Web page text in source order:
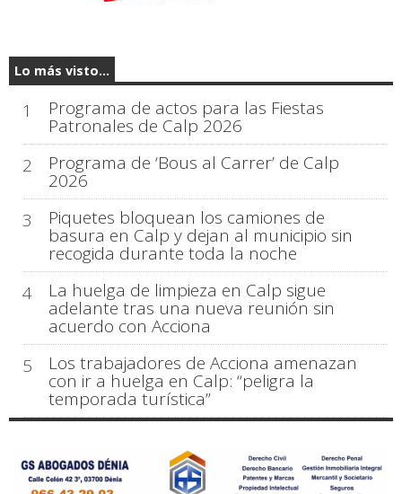
Lo más visto...
1 Programa de actos para las Fiestas
Patronales de Calp 2026
2
Programa de ‘Bous al Carrer’ de Calp
2026
3
Piquetes bloquean los camiones de
basura en Calp y dejan al municipio sin
recogida durante toda la noche
4
La huelga de limpieza en Calp sigue
adelante tras una nueva reunión sin
acuerdo con Acciona
5
Los trabajadores de Acciona amenazan
con ir a huelga en Calp: “peligra la
temporada turística”